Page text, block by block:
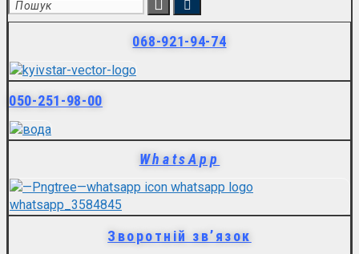
068-921-94-74
050-251-98-00
WhatsApp
Зворотній зв’язок